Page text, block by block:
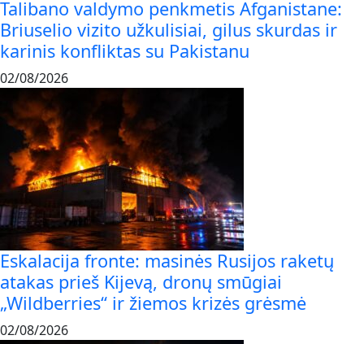
Talibano valdymo penkmetis Afganistane:
Briuselio vizito užkulisiai, gilus skurdas ir
karinis konfliktas su Pakistanu
02/08/2026
Eskalacija fronte: masinės Rusijos raketų
atakas prieš Kijevą, dronų smūgiai
„Wildberries“ ir žiemos krizės grėsmė
02/08/2026